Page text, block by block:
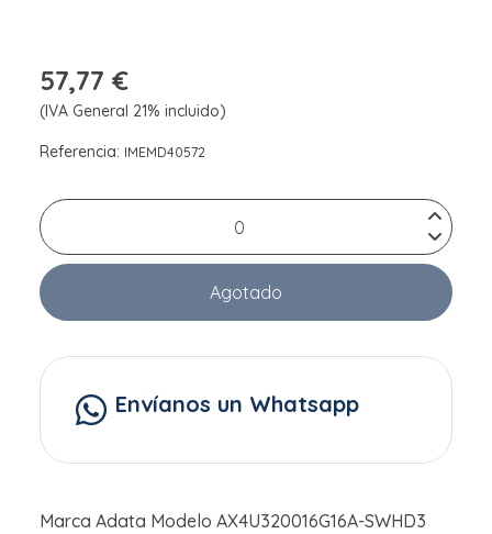
57,77 €
(IVA General 21% incluido)
Referencia: IMEMD40572
Agotado
Envíanos un Whatsapp
Marca Adata Modelo AX4U320016G16A-SWHD3